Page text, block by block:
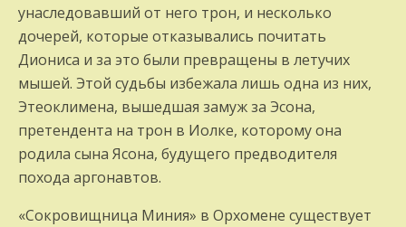
унаследовавший от него трон, и несколько
дочерей, которые отказывались почитать
Диониса и за это были превращены в летучих
мышей. Этой судьбы избежала лишь одна из них,
Этеоклимена, вышедшая замуж за Эсона,
претендента на трон в Иолке, которому она
родила сына Ясона, будущего предводителя
похода аргонавтов.
«Сокровищница Миния» в Орхомене существует